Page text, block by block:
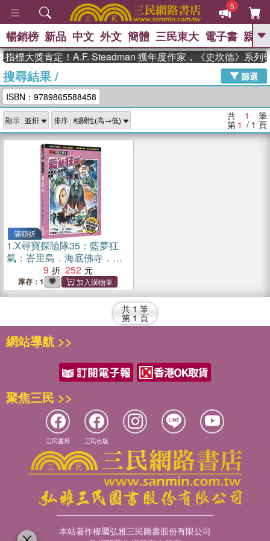
5
GO
高希均教授回憶錄
、 The Odyssey 、 父親節 、 如果歷
獎 臺灣漫遊錄 、 方念華 、 台灣的李
登輝時代
數學女孩：黎曼猜想 、
偉大的迷走神經
暢銷榜 新品 中文 外文 簡體 三民東大 電子書 親子
標大獎肯定！A.F. Steadman 獲年度作家，《史坎德》系列
搜尋結果/
篩選
ISBN：9789865588458
顯示 排序 共 1 筆
第 1 / 1 頁
滿額折
1.X尋寶探險隊35：藍夢狂
氣：峇里島．海底佛寺．神
9 252
庫存：1
共 1 筆
第 1 頁
網站導航 >>
聚焦三民 >>
三民書局 三民出版
本站著作權屬弘雅三民圖書股份有限公司